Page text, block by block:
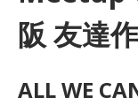
阪 友達
ALL WE